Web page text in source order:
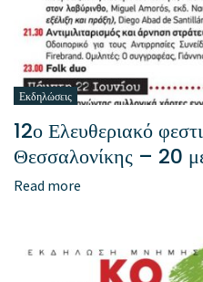
Εκδηλώσεις
12ο Ελευθεριακό
Θεσσαλονίκης – 20
Read more